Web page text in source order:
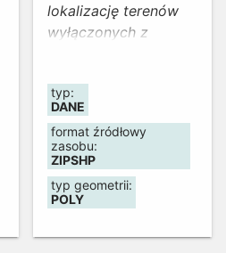
lokalizację terenów
wyłączonych z
terenie województwa
dolnośląskiego.
Aktualność danych:
10 maja 2024r.
typ:
DANE
format źródłowy
zasobu:
ZIPSHP
typ geometrii:
POLY